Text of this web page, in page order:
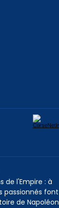
de l'Empire : à
passionnés font
de Napoléon